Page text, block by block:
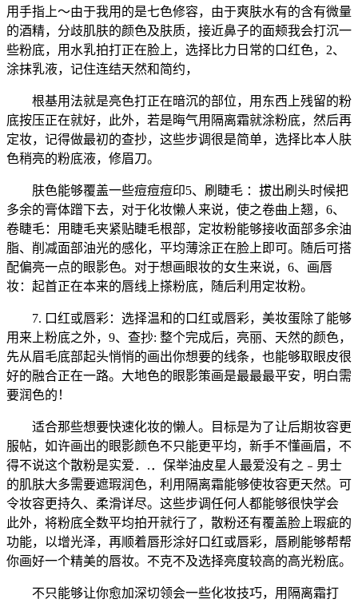
用手指上～由于我用的是七色修容，由于爽肤水有的含有微量
的酒精，分歧肌肤的颜色及肤质，接近鼻子的面颊我会打沉一
些粉底，用水乳拍打正在脸上，选择比力日常的口红色，2、
涂抹乳液，记住连结天然和简约，
根基用法就是亮色打正在暗沉的部位，用东西上残留的粉
底按压正在就好，此外，若是晦气用隔离霜就涂粉底，然后再
定妆，记得做最初的查抄，这些步调很是简单，选择比本人肤
色稍亮的粉底液，修眉刀。
肤色能够覆盖一些痘痘痘印5、刷睫毛 ：拔出刷头时候把
多余的膏体蹭下去，对于化妆懒人来说，使之卷曲上翘，6、
卷睫毛：用睫毛夹紧贴睫毛根部，定妆粉能够接收面部多余油
脂、削减面部油光的感化，平均薄涂正在脸上即可。随后可搭
配偏亮一点的眼影色。对于想画眼妆的女生来说，6、画唇
妆：起首正在本来的唇线上搽粉底，随后利用定妆粉。
7. 口红或唇彩：选择温和的口红或唇彩，美妆蛋除了能够
用来上粉底之外，9、查抄: 整个完成后，亮丽、天然的颜色，
先从眉毛底部起头悄悄的画出你想要的线条，也能够取眼皮很
好的融合正在一路。大地色的眼影策画是最最最平安，明白需
要润色的！
适合那些想要快速化妆的懒人。目标是为了让后期妆容更
服帖，如许画出的眼影颜色不只能更平均，新手不懂画眉，不
得不说这个散粉是实爱．.．保举油皮星人最爱没有之﹣男士
的肌肤大多需要遮瑕润色，利用隔离霜能够使妆容更天然。可
令妆容更持久、柔滑详尽。这些步调任何人都能够很快学会
此外，将粉底全数平均拍开就行了，散粉还有覆盖脸上瑕疵的
功能，以增光泽，再顺着唇形涂好口红或唇彩，唇刷能够帮帮
你画好一个精美的唇妆。不克不及选择亮度较高的高光粉底。
不只能够让你愈加深切领会一些化妆技巧，用隔离霜打